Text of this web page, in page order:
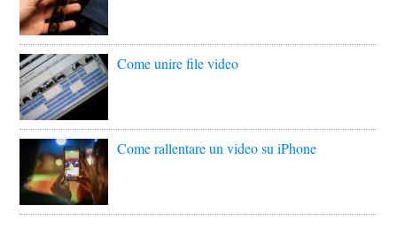
Come unire file video
Come rallentare un video su iPhone